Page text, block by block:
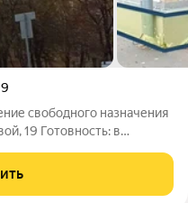
свободного назначения
19 Готовность: в
Вход: со двора